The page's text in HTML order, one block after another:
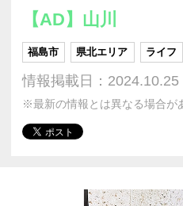
【AD】山川
福島市 県北エリア ライフ
情報掲載日：2024.10.25
※最新の情報とは異なる場合が